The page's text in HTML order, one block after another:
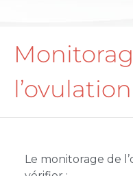
l’ovulation
Le monitorage de